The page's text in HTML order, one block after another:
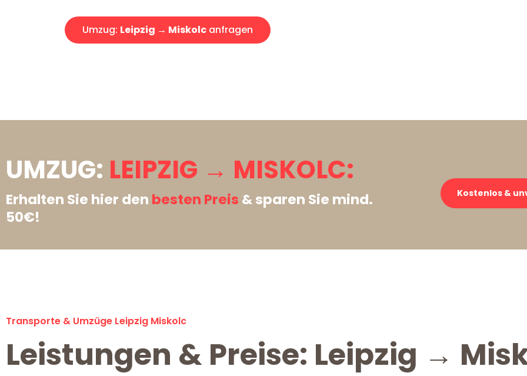
Umzug: Leipzig → Miskolc anfragen
UMZUG: LEIPZIG → MISKOLC:
Erhalten Sie hier den besten Preis & sparen Sie mind.
50€!
Kostenlos &
Transporte & Umzüge Leipzig Miskolc
Leistungen & Preise: Leipzig →